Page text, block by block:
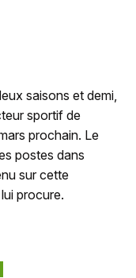
saisons et demi,
sportif de
prochain. Le
postes dans
sur cette
procure.